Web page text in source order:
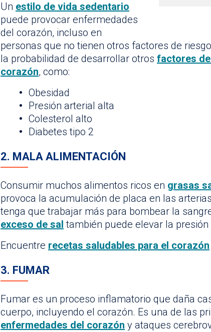
Un estilo de vida sedentario
puede provocar enfermedades
del corazón, incluso en
personas que no tienen otros factores de
la probabilidad de desarrollar otros factores
corazón, como:
Obesidad
Presión arterial alta
Colesterol alto
Diabetes tipo 2
2. MALA ALIMENTACIÓN
Consumir muchos alimentos ricos en grasas
provoca la acumulación de placa en las
tenga que trabajar más para bombear la
exceso de sal también puede elevar la presión
Encuentre recetas saludables para el corazón
3. FUMAR
Fumar es un proceso inflamatorio que daña
cuerpo, incluyendo el corazón. Es una de las
enfermedades del corazón y ataques